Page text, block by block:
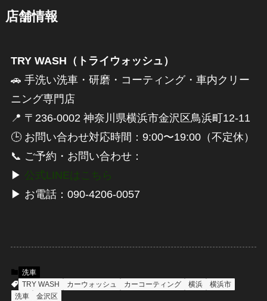
店舗情報
TRY WASH（トライウォッシュ）
🚗 手洗い洗車・研磨・コーティング・車内クリー
ニング専門店
📍 〒236-0002 神奈川県横浜市金沢区鳥浜町12-11
🕒 お問い合わせ対応時間：9:00〜19:00（不定休）
📞 ご予約・お問い合わせ：
▶︎ 公式LINEはこちら
▶︎ お電話：090-4206-0057
洗車
TRY WASH
カーウォッシュ カーコーティング 横浜
横浜市
洗車
金沢区